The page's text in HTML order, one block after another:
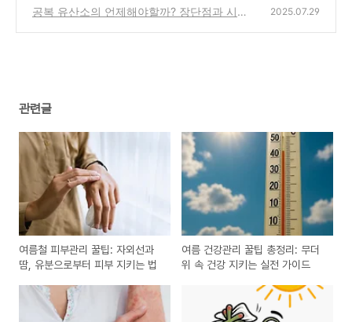
공복 유산소의 언제해야할까? 장단점과 시간
2025.07.29
관련글
여름철 피부관리 꿀팁: 자외선과
땀, 유분으로부터 피부 지키는 법
여름 건강관리 꿀팁 총정리: 무더
위 속 건강 지키는 실전 가이드